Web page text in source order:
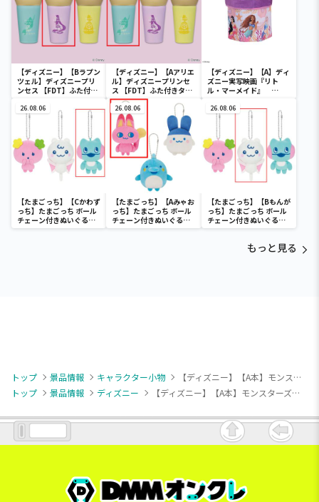
【ディズニー】【Bラプン
ツェル】ディズニープリ
ンセス 【FDT】ふた付き
【ディズニー】【Aアリエ
ル】ディズニープリンセ
ス 【FDT】ふた付きタン
ブラー
【ディズニー】【A】ディ
ズニー実写映画『リト
ル・マーメイド』
チェアー
26.08.06
【たまごっち】【Cかわず
っち】たまごっち ボール
チェーン付きぬいぐるみ
～Tamagotchi
26.08.06
【たまごっち】【Aみゃお
っち】たまごっち ボール
チェーン付きぬいぐるみ
～Tamagotchi
26.08.06
【たまごっち】【Bもんが
っち】たまごっち ボール
チェーン付きぬいぐるみ
～Tamagotchi
もっと見る
トップ 景品情報 キャラクター小物
【ディズニー】【A本】モンスターズ・ユニバーシティ マスコット “マイク・ワゾウスキ”
トップ
景品情報 ディズニー 【ディズニー】【A本】モンスターズ・ユニバーシティ マスコット “マイク・ワゾウスキ”